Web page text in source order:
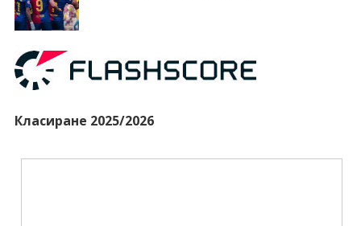
Класиране 2025/2026